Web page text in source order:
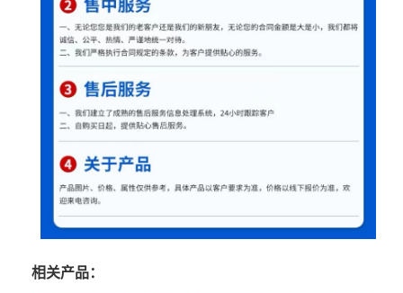
相关产品：